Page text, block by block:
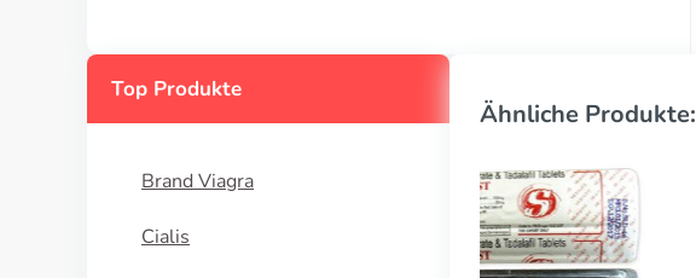
Top Produkte
Brand Viagra
Cialis
Ähnliche Produkte: